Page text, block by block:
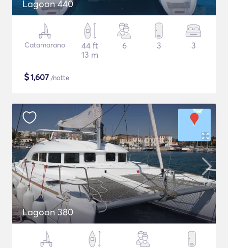
Lagoon 440
Catamarano
44 ft
13 m
6 3 3
$1,607 /notte
Lagoon 380